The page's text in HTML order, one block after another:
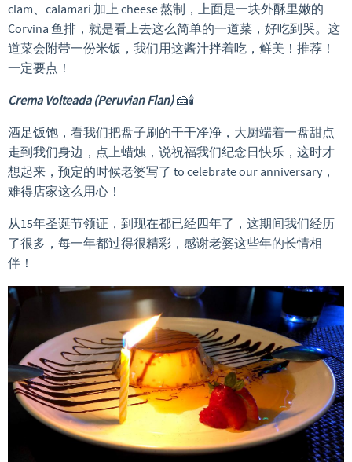
clam、calamari 加上 cheese 熬制，上面是一块外酥里嫩的
Corvina 鱼排，就是看上去这么简单的一道菜，好吃到哭。这
道菜会附带一份米饭，我们用这酱汁拌着吃，鲜美！推荐！
一定要点！
Crema Volteada (Peruvian Flan)🍰🕯️
酒足饭饱，看我们把盘子刷的干干净净，大厨端着一盘甜点
走到我们身边，点上蜡烛，说祝福我们纪念日快乐，这时才
想起来，预定的时候老婆写了 to celebrate our anniversary，
难得店家这么用心！
从15年圣诞节领证，到现在都已经四年了，这期间我们经历
了很多，每一年都过得很精彩，感谢老婆这些年的长情相
伴！